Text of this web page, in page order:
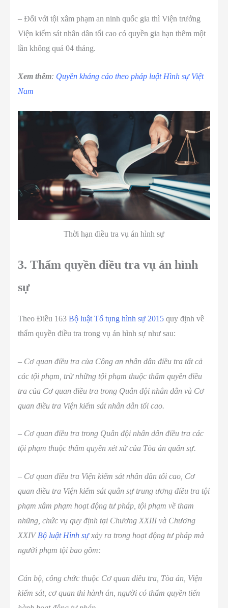
– Đối với tội xâm phạm an ninh quốc gia thì Viện trưởng
Viện kiểm sát nhân dân tối cao có quyền gia hạn thêm một
lần không quá 04 tháng.
Xem thêm: Quyền kháng cáo theo pháp luật Hình sự Việt
Nam
Thời hạn điều tra vụ án hình sự
3. Thẩm quyền điều tra vụ án hình
sự
Theo Điều 163 Bộ luật Tố tụng hình sự 2015 quy định về
thẩm quyền điều tra trong vụ án hình sự như sau:
– Cơ quan điều tra của Công an nhân dân điều tra tất cả
các tội phạm, trừ những tội phạm thuộc thẩm quyền điều
tra của Cơ quan điều tra trong Quân đội nhân dân và Cơ
quan điều tra Viện kiểm sát nhân dân tối cao.
– Cơ quan điều tra trong Quân đội nhân dân điều tra các
tội phạm thuộc thẩm quyền xét xử của Tòa án quân sự.
– Cơ quan điều tra Viện kiểm sát nhân dân tối cao, Cơ
quan điều tra Viện kiểm sát quân sự trung ương điều tra tội
phạm xâm phạm hoạt động tư pháp, tội phạm về tham
nhũng, chức vụ quy định tại Chương XXIII và Chương
XXIV Bộ luật Hình sựxảy ra trong hoạt động tư pháp mà
người phạm tội bao gồm:
Cán bộ, công chức thuộc Cơ quan điều tra, Tòa án, Viện
kiểm sát, cơ quan thi hành án, người có thẩm quyền tiến